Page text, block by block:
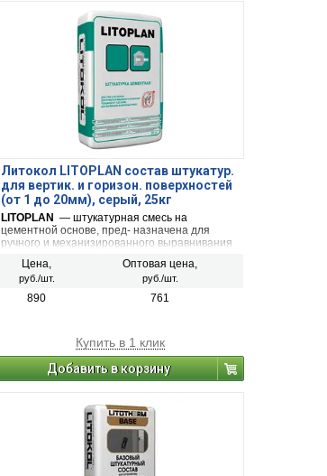
Литокол LITOPLAN состав штукатур.
для вертик. и горизон. поверхностей
(от 1 до 20мм), серый, 25кг
LITOPLAN — штукатурная смесь на
цементной основе, пред- назначена для
ручного и механизированного выравнивания
снаружи, слоем от 1 до 20 мм за одно
нанесение. Рекомендуется для
оштукатуривания фасадов выше цокольной
Цена,
руб./шт.
Оптовая цена,
руб./шт.
890 761
Купить в 1 клик
Добавить в корзину